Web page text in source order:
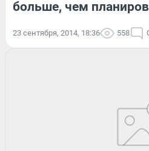
больше, чем
23 сентября, 2014, 18:36 558